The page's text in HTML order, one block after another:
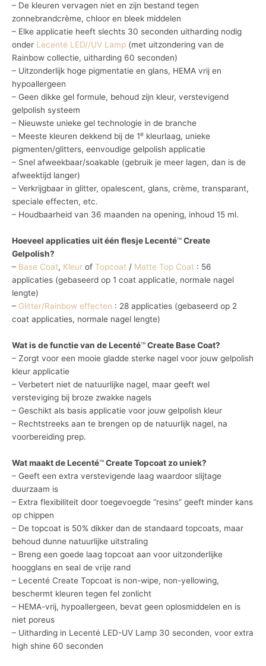
– De kleuren vervagen niet en zijn bestand tegen
zonnebrandcrème, chloor en bleek middelen
– Elke applicatie heeft slechts 30 seconden uitharding nodig
onder Lecenté LED//UV Lamp (met uitzondering van de
Rainbow collectie, uitharding 60 seconden)
– Uitzonderlijk hoge pigmentatie en glans, HEMA vrij en
hypoallergeen
– Geen dikke gel formule, behoud zijn kleur, verstevigend
gelpolish systeem
– Nieuwste unieke gel technologie in de branche
– Meeste kleuren dekkend bij de 1e kleurlaag, unieke
pigmenten/glitters, eenvoudige gelpolish applicatie
– Snel afweekbaar/soakable (gebruik je meer lagen, dan is de
afweektijd langer)
– Verkrijgbaar in glitter, opalescent, glans, crème, transparant,
speciale effecten, etc.
– Houdbaarheid van 36 maanden na opening, inhoud 15 ml.
Hoeveel applicaties uit één flesje Lecenté™Create
Gelpolish?
– Base Coat, Kleur of Topcoat / Matte Top Coat : 56
applicaties (gebaseerd op 1 coat applicatie, normale nagel
lengte)
– Glitter/Rainbow effecten : 28 applicaties (gebaseerd op 2
coat applicaties, normale nagel lengte)
Wat is de functie van de Lecenté™Create Base Coat?
– Zorgt voor een mooie gladde sterke nagel voor jouw gelpolish
kleur applicatie
– Verbetert niet de natuurlijke nagel, maar geeft wel
versteviging bij broze zwakke nagels
– Geschikt als basis applicatie voor jouw gelpolish kleur
– Rechtstreeks aan te brengen op de natuurlijk nagel, na
voorbereiding prep.
Wat maakt de Lecenté™Create Topcoat zo uniek?
– Geeft een extra verstevigende laag waardoor slijtage
duurzaam is
– Extra flexibiliteit door toegevoegde “resins” geeft minder kans
op chippen
– De topcoat is 50% dikker dan de standaard topcoats, maar
behoud dunne natuurlijke uitstraling
– Breng een goede laag topcoat aan voor uitzonderlijke
hoogglans en seal de vrije rand
– Lecenté Create Topcoat is non-wipe, non-yellowing,
beschermt kleuren tegen fel zonlicht
– HEMA-vrij, hypoallergeen, bevat geen oplosmiddelen en is
niet poreus
– Uitharding in Lecenté LED-UV Lamp 30 seconden, voor extra
high shine 60 seconden